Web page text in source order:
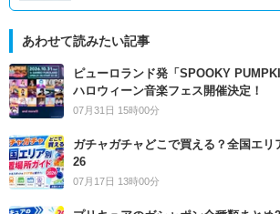
あわせて読みたい記事
ピューロランド発「SPOOKY
ハロウィーン音楽フェス開催決定！
07月31日 15時00分
ガチャガチャどこで買える？全国エリ
26
07月17日 13時00分